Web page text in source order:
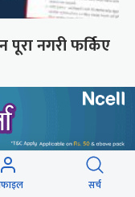
नगरी फर्किए
लाचार
सर्च